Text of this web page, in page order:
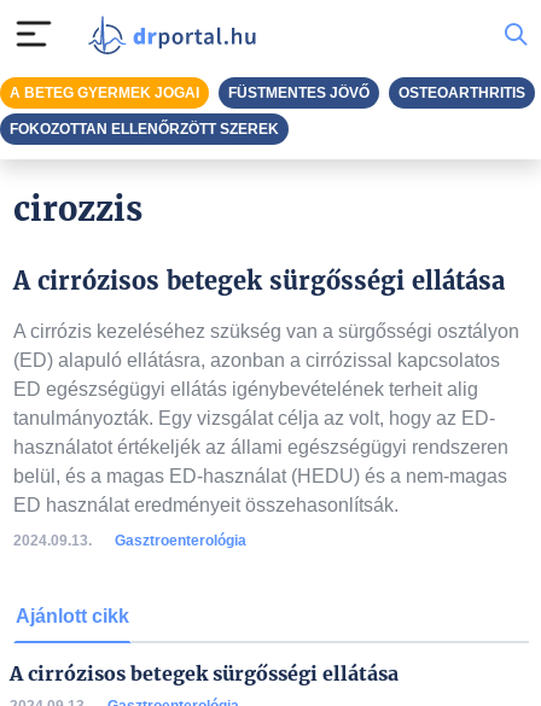
cirozzis
A cirrózisos betegek sürgősségi ellátása
A cirrózis kezeléséhez szükség van a sürgősségi osztályon
(ED) alapuló ellátásra, azonban a cirrózissal kapcsolatos
ED egészségügyi ellátás igénybevételének terheit alig
tanulmányozták. Egy vizsgálat célja az volt, hogy az ED-
használatot értékeljék az állami egészségügyi rendszeren
belül, és a magas ED-használat (HEDU) és a nem-magas
ED használat eredményeit összehasonlítsák.
2024.09.13. Gasztroenterológia
Ajánlott cikk
A cirrózisos betegek sürgősségi ellátása
A BETEG GYERMEK JOGAI FÜSTMENTES JÖVŐ OSTEOARTHRITIS
FOKOZOTTAN ELLENŐRZÖTT SZEREK